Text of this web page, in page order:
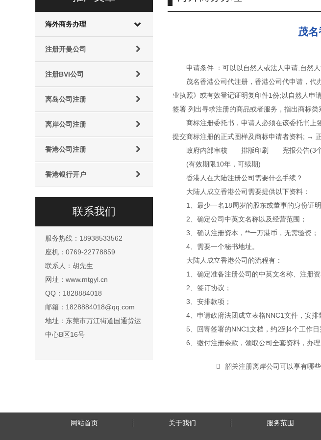
海外商务办理
注册开曼公司
注册BVI公司
离岛公司注册
离岸公司注册
香港公司注册
香港银行开户
联系我们
服务热线：18938533562
座机：0769-22778859
联系人：胡先生
网址：www.mtgyl.cn
QQ：1828884018
邮箱：1828884018@qq.com
地址：东莞市万江街道国通货运
中心B区16号
茂
申请条件 ：可以以自然人或法人申请;自然
茂名香港公司代注册，香港公司代申请，
业执照》或有效登记证明复印件1份;以自然人申
签署 列出寻求注册的商品或者服务，指出商标类
商标注册委托书，申请人必须在该委托书
提交商标注册的正式图样及商标申请者资料; →
——政府内部审核——排版印刷——宪报公告(3
(有效期限10年，可续期)
香港人在大陆注册公司需要什么手续？
大陆人成立香港公司需要提供以下资料：
1、最少一名18周岁的股东或董事的身份证明
2、确定公司中英文名称以及经营范围；
3、确认注册资本，**一万港币，无需验资；
4、需要一个秘书地址。
大陆人成立香港公司的流程有：
1、确定准备注册公司的中英文名称、注册
2、签订协议；
3、安排款项；
4、申请政府法团成立表格NNC1文件，安
5、回寄签署的NNC1文档，约2到4个工作日
6、缴付注册余款，领取公司全套资料，办理
韶关注册离岸公司可以享有哪
网站首页 关于我们 服务范围